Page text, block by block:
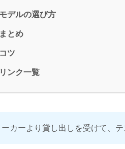
デルの選び方
とめ
ツ
ンク一覧
カーより貸し出しを受けて、テ